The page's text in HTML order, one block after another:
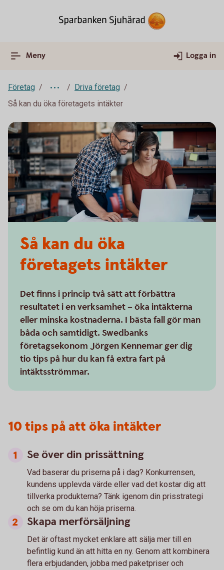
Meny Logga in
Företag
Driva företag
Så kan du öka företagets intäkter
Så kan du öka
företagets intäkter
Det finns i princip två sätt att förbättra
resultatet i en verksamhet – öka intäkterna
eller minska kostnaderna. I bästa fall gör man
båda och samtidigt. Swedbanks
företagsekonom Jörgen Kennemar ger dig
tio tips på hur du kan få extra fart på
intäktsströmmar.
10 tips på att öka intäkter
Se över din prissättning
Vad baserar du priserna på i dag? Konkurrensen,
kundens upplevda värde eller vad det kostar dig att
tillverka produkterna? Tänk igenom din prisstrategi
och se om du kan höja priserna.
Skapa merförsäljning
Det är oftast mycket enklare att sälja mer till en
befintlig kund än att hitta en ny. Genom att kombinera
flera erbjudanden, jobba med paketpriser och